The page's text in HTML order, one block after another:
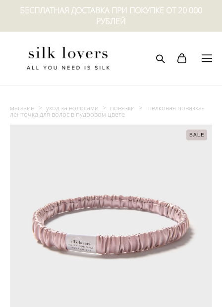
БЕСПЛАТНАЯ ДОСТАВКА ПРИ ПОКУПКЕ ОТ 20 000
РУБЛЕЙ
магазин > уход за волосами > повязки > шелковая повязка-
ленточка для волос в пудровом цвете
SALE